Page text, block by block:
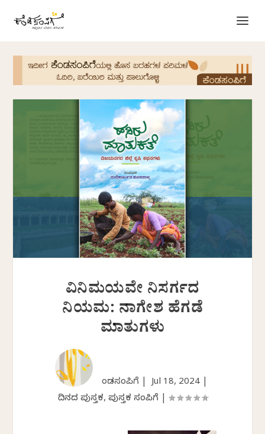
ವಿನಿಮಯವೇ ನಿಸರ್ಗದ
ನಿಯಮ: ನಾಗೇಶ ಹೆಗಡೆ
ಮಾತುಗಳು
ಕೆಂಡಸಂಪಿಗೆ |Jul 18, 2024|
ದಿನದ ಪುಸ್ತಕ, ಪುಸ್ತಕ ಸಂಪಿಗೆ